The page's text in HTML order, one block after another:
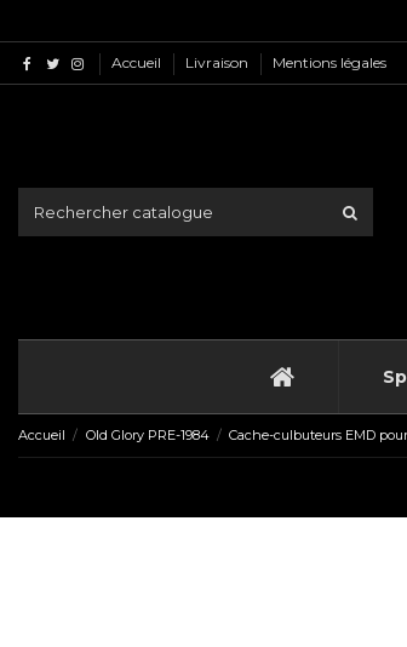
Accueil Livraison Mentions légales
Accueil Old Glory PRE-1984 Cache-culbuteurs EMD